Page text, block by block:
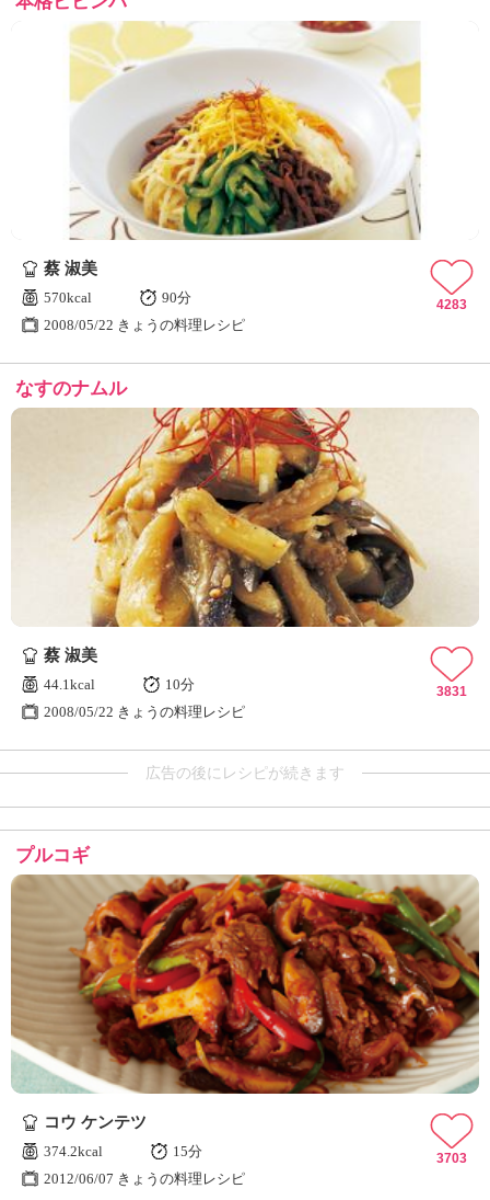
蔡 淑美
570kcal
90分
2008/05/22 きょうの料理レシピ
4283
なすのナムル
蔡 淑美
44.1kcal
10分
2008/05/22 きょうの料理レシピ
3831
広告の後にレシピが続きます
プルコギ
コウ ケンテツ
374.2kcal
15分
2012/06/07 きょうの料理レシピ
3703